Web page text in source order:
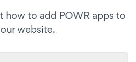
how to add POWR apps to
website.